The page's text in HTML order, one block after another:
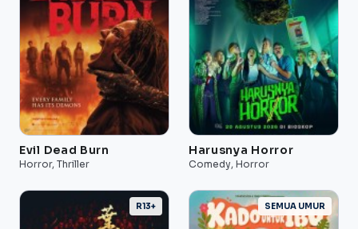
Evil Dead Burn
Horror, Thriller
Harusnya Horror
Comedy, Horror
R13+ SEMUA UMUR